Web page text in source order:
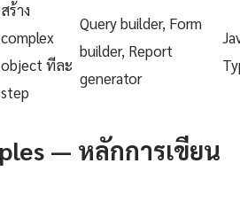
สร้าง
complex
object ทีละ
step
Query builder, Form
builder, Report
generator
— หลักการเขียน